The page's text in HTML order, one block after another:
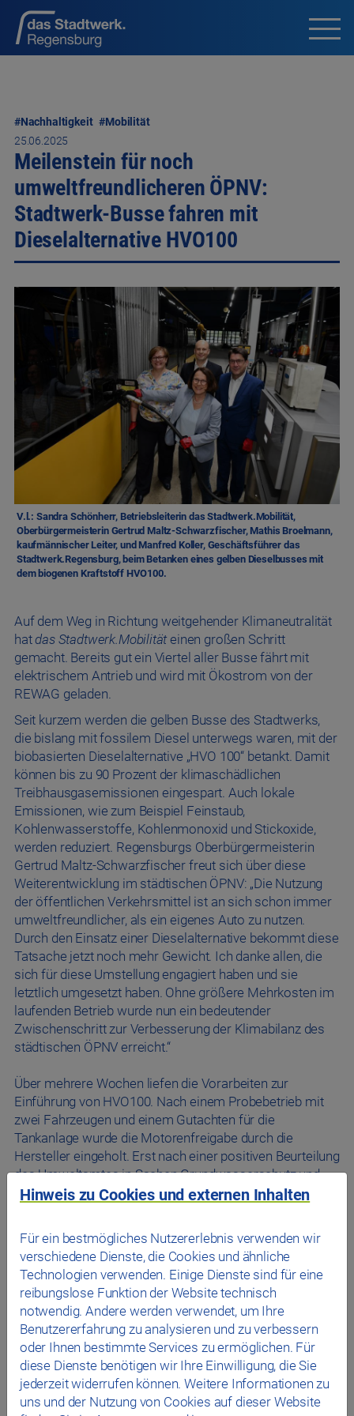
#Nachhaltigkeit #Mobilität
25.06.2025
Meilenstein für noch
umweltfreundlicheren ÖPNV:
Stadtwerk-Busse fahren mit
Dieselalternative HVO100
V.l.: Sandra Schönherr, Betriebsleiterin das Stadtwerk.Mobilität,
Oberbürgermeisterin Gertrud Maltz-Schwarzfischer, Mathis Broelmann,
kaufmännischer Leiter, und Manfred Koller, Geschäftsführer das
Stadtwerk.Regensburg, beim Betanken eines gelben Dieselbusses mit
dem biogenen Kraftstoff HVO100.
Auf dem Weg in Richtung weitgehender Klimaneutralität
hatdas Stadtwerk.Mobilitäteinen großen Schritt
gemacht. Bereits gut ein Viertel aller Busse fährt mit
elektrischem Antrieb und wird mit Ökostrom von der
REWAG geladen.
Seit kurzem werden die gelben Busse des Stadtwerks,
die bislang mit fossilem Diesel unterwegs waren, mit der
biobasierten Dieselalternative „HVO 100“ betankt. Damit
können bis zu 90 Prozent der klimaschädlichen
Treibhausgasemissionen eingespart. Auch lokale
Emissionen, wie zum Beispiel Feinstaub,
Kohlenwasserstoffe, Kohlenmonoxid und Stickoxide,
werden reduziert. Regensburgs Oberbürgermeisterin
Gertrud Maltz-Schwarzfischer freut sich über diese
Weiterentwicklung im städtischen ÖPNV: „Die Nutzung
der öffentlichen Verkehrsmittel ist an sich schon immer
umweltfreundlicher, als ein eigenes Auto zu nutzen.
Durch den Einsatz einer Dieselalternative bekommt diese
Tatsache jetzt noch mehr Gewicht. Ich danke allen, die
sich für diese Umstellung engagiert haben und sie
letztlich umgesetzt haben. Ohne größere Mehrkosten im
laufenden Betrieb wurde nun ein bedeutender
Zwischenschritt zur Verbesserung der Klimabilanz des
städtischen ÖPNV erreicht.“
Über mehrere Wochen liefen die Vorarbeiten zur
Einführung von HVO100. Nach einem Probebetrieb mit
zwei Fahrzeugen und einem Gutachten für die
Tankanlage wurde die Motorenfreigabe durch die
Hersteller eingeholt. Erst nach einer positiven Beurteilung
des Umweltamtes in Sachen Grundwasserschutz und
der Prüfung einer langfristigen Verfügbarkeit von
Verbrennungsmotoren ausgestattet sind.
„Als Stadtwerk sehen wir uns in der Verantwortung, den
Klimaschutz in Regensburg voranzubringen. Wir haben
hierbei zwei entscheidende Hebel: Wir brauchen Ersatz
für den Einsatz von Erdgas und eine Alternative zum
Diesel. Mit unserer steigenden Elektrifizierung der
Busflotte sind wir auf einem guten Weg, der allerdings
einen längeren Atem braucht. Jährlich ersetzen wir
sechs bis acht Fahrzeuge, die mit Verbrennungsmotor
Hinweis zu Cookies und externen Inhalten
Für ein bestmögliches Nutzererlebnis verwenden wir
verschiedene Dienste, die Cookies und ähnliche
Technologien verwenden. Einige Dienste sind für eine
reibungslose Funktion der Website technisch
notwendig. Andere werden verwendet, um Ihre
Benutzererfahrung zu analysieren und zu verbessern
oder Ihnen bestimmte Services zu ermöglichen. Für
diese Dienste benötigen wir Ihre Einwilligung, die Sie
jederzeit widerrufen können. Weitere Informationen zu
uns und der Nutzung von Cookies auf dieser Website